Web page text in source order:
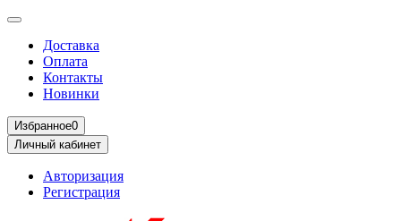
Доставка
Оплата
Контакты
Новинки
Избранное0
Личный кабинет
Авторизация
Регистрация